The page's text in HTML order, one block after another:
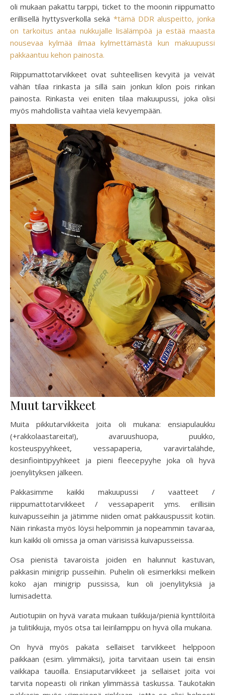
oli mukaan pakattu tarppi, ticket to the moonin riippumatto
erillisellä hyttysverkolla sekä *tämä DDR aluspeitto, jonka
on tarkoitus antaa nukkujalle lisälämpöä ja estää maasta
nousevaa kylmää ilmaa kylmettämästä kun makuupussi
pakkaantuu kehon painosta.
Riippumattotarvikkeet ovat suhteellisen kevyitä ja veivät
vähän tilaa rinkasta ja sillä sain jonkun kilon pois rinkan
painosta. Rinkasta vei eniten tilaa makuupussi, joka olisi
myös mahdollista vaihtaa vielä kevyempään.
Muut tarvikkeet
Muita pikkutarvikkeita joita oli mukana: ensiapulaukku
(+rakkolaastareita!), avaruushuopa, puukko,
kosteuspyyhkeet, vessapaperia, varavirtalähde,
desinfiointipyyhkeet ja pieni fleecepyyhe joka oli hyvä
joenylityksen jälkeen.
Pakkasimme kaikki makuupussi / vaatteet /
riippumattotarvikkeet / vessapaperit yms. erillisiin
kuivapusseihin ja jätimme niiden omat pakkauspussit kotiin.
Näin rinkasta myös löysi helpommin ja nopeammin tavaraa,
kun kaikki oli omissa ja oman värisissä kuivapusseissa.
Osa pienistä tavaroista joiden en halunnut kastuvan,
pakkasin minigrip pusseihin. Puhelin oli esimerkiksi melkein
koko ajan minigrip pussissa, kun oli joenylityksiä ja
lumisadetta.
Autiotupiin on hyvä varata mukaan tuikkuja/pieniä kynttilöitä
ja tulitikkuja, myös otsa tai leirilamppu on hyvä olla mukana.
On hyvä myös pakata sellaiset tarvikkeet helppoon
paikkaan (esim. ylimmäksi), joita tarvitaan usein tai ensin
vaikkapa tauoilla. Ensiaputarvikkeet ja sellaiset joita voi
tarvita nopeasti oli rinkan ylimmässä taskussa. Taukotakin